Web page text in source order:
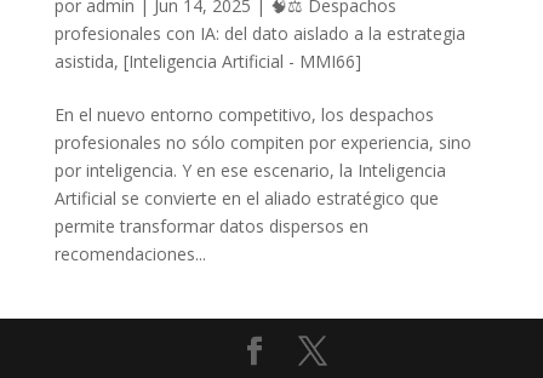
por admin | Jun 14, 2025 | 🧠⚖️ Despachos
profesionales con IA: del dato aislado a la estrategia
asistida, [Inteligencia Artificial - MMI66]
En el nuevo entorno competitivo, los despachos
profesionales no sólo compiten por experiencia, sino
por inteligencia. Y en ese escenario, la Inteligencia
Artificial se convierte en el aliado estratégico que
permite transformar datos dispersos en
recomendaciones...